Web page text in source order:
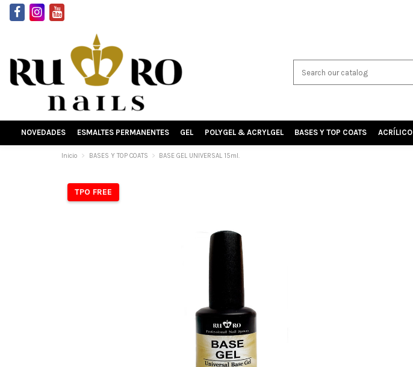
NOVEDADES ESMALTES PERMANENTES GEL POLYGEL & ACRYLGEL BASES Y TOP COATS ACRÍLICO
Inicio BASES Y TOP COATS BASE GEL UNIVERSAL 15ml.
TPO FREE